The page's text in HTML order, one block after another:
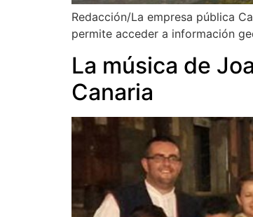
Redacción/La empresa pública
permite acceder a información
La música de
Canaria